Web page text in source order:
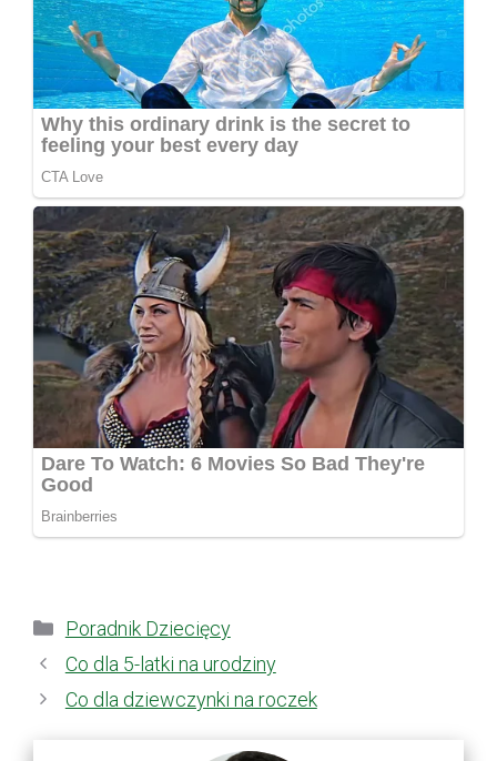
Kategorie
Poradnik Dziecięcy
Co dla 5-latki na urodziny
Co dla dziewczynki na roczek